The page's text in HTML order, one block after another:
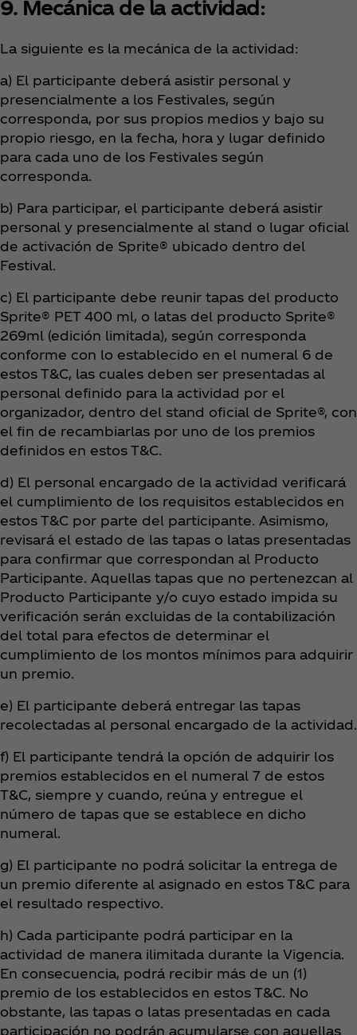
9. Mecánica de la actividad:
La siguiente es la mecánica de la actividad:
a) El participante deberá asistir personal y
presencialmente a los Festivales, según
corresponda, por sus propios medios y bajo su
propio riesgo, en la fecha, hora y lugar definido
para cada uno de los Festivales según
corresponda.
b) Para participar, el participante deberá asistir
personal y presencialmente al stand o lugar oficial
de activación de Sprite® ubicado dentro del
Festival.
c) El participante debe reunir tapas del producto
Sprite® PET 400 ml, o latas del producto Sprite®
269ml (edición limitada), según corresponda
conforme con lo establecido en el numeral 6 de
estos T&C, las cuales deben ser presentadas al
personal definido para la actividad por el
organizador, dentro del stand oficial de Sprite®, con
el fin de recambiarlas por uno de los premios
definidos en estos T&C.
d) El personal encargado de la actividad verificará
el cumplimiento de los requisitos establecidos en
estos T&C por parte del participante. Asimismo,
revisará el estado de las tapas o latas presentadas
para confirmar que correspondan al Producto
Participante. Aquellas tapas que no pertenezcan al
Producto Participante y/o cuyo estado impida su
verificación serán excluidas de la contabilización
del total para efectos de determinar el
cumplimiento de los montos mínimos para adquirir
un premio.
e) El participante deberá entregar las tapas
recolectadas al personal encargado de la actividad.
f) El participante tendrá la opción de adquirir los
premios establecidos en el numeral 7 de estos
T&C, siempre y cuando, reúna y entregue el
número de tapas que se establece en dicho
numeral.
g) El participante no podrá solicitar la entrega de
un premio diferente al asignado en estos T&C para
el resultado respectivo.
h) Cada participante podrá participar en la
actividad de manera ilimitada durante la Vigencia.
En consecuencia, podrá recibir más de un (1)
premio de los establecidos en estos T&C. No
obstante, las tapas o latas presentadas en cada
participación no podrán acumularse con aquellas